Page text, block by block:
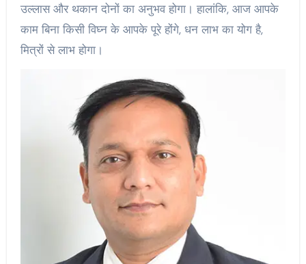
उल्लास और थकान दोनों का अनुभव होगा। हालांकि, आज आपके
काम बिना किसी विघ्न के आपके पूरे होंगे, धन लाभ का योग है,
मित्रों से लाभ होगा।